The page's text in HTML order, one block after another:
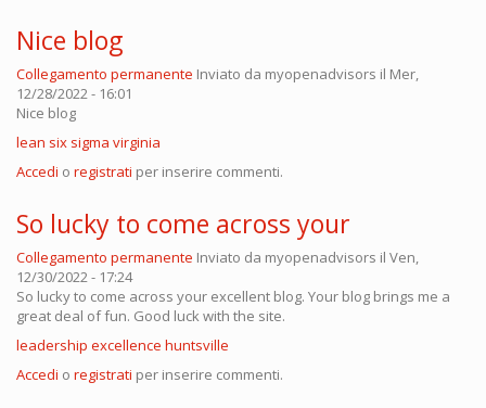
Nice blog
Collegamento permanente Inviato da myopenadvisors il Mer,
12/28/2022 - 16:01
Nice blog
lean six sigma virginia
Accedi o registrati per inserire commenti.
So lucky to come across your
Collegamento permanente Inviato da myopenadvisors il Ven,
12/30/2022 - 17:24
So lucky to come across your excellent blog. Your blog brings me a
great deal of fun. Good luck with the site.
leadership excellence huntsville
Accedi o registrati per inserire commenti.